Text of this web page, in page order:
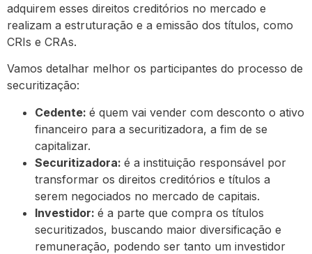
adquirem esses direitos creditórios no mercado e
realizam a estruturação e a emissão dos títulos, como
CRIs e CRAs.
Vamos detalhar melhor os participantes do processo de
securitização:
Cedente: é quem vai vender com desconto o ativo
financeiro para a securitizadora, a fim de se
capitalizar.
Securitizadora: é a instituição responsável por
transformar os direitos creditórios e títulos a
serem negociados no mercado de capitais.
Investidor: é a parte que compra os títulos
securitizados, buscando maior diversificação e
remuneração, podendo ser tanto um investidor